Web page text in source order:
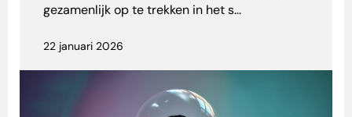
gezamenlijk op te trekken in het s...
22 januari 2026